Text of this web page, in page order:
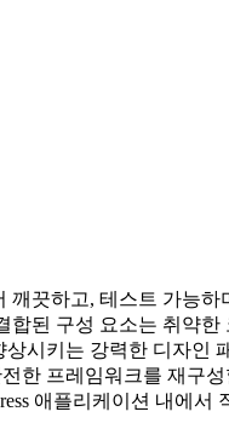
깨끗하고, 테스트 가능
합된 구성 요소는 취약
시키는 강력한 디자인
한 프레임워크를 재구
애플리케이션 내에